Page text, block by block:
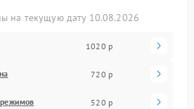
на текущую дату 10.08.2026
1020 р
720 р
520 р